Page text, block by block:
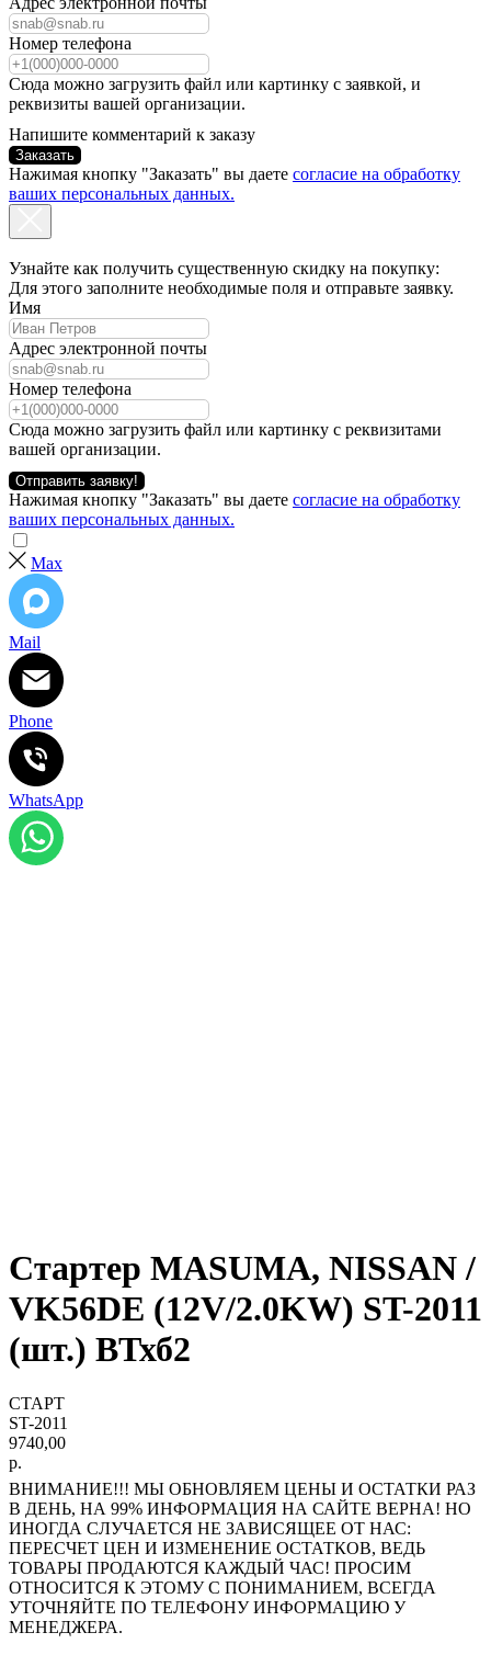
Номер телефона
Сюда можно загрузить файл или картинку с заявкой, и
реквизиты вашей организации.
Напишите комментарий к заказу
Заказать
Нажимая кнопку "Заказать" вы даете согласие на обработку
ваших персональных данных.
Узнайте как получить существенную скидку на покупку:
Для этого заполните необходимые поля и отправьте заявку.
Имя
Адрес электронной почты
Номер телефона
Сюда можно загрузить файл или картинку с реквизитами
вашей организации.
Отправить заявку!
Нажимая кнопку "Заказать" вы даете согласие на обработку
ваших персональных данных.
Max
Mail
Phone
WhatsApp
Стартер MASUMA, NISSAN /
VK56DE (12V/2.0KW) ST-2011
(шт.) ВТхб2
СТАРТ
ST-2011
9740,00
р.
ВНИМАНИЕ!!! МЫ ОБНОВЛЯЕМ ЦЕНЫ И ОСТАТКИ РАЗ
В ДЕНЬ, НА 99% ИНФОРМАЦИЯ НА САЙТЕ ВЕРНА! НО
ИНОГДА СЛУЧАЕТСЯ НЕ ЗАВИСЯЩЕЕ ОТ НАС:
ПЕРЕСЧЕТ ЦЕН И ИЗМЕНЕНИЕ ОСТАТКОВ, ВЕДЬ
ТОВАРЫ ПРОДАЮТСЯ КАЖДЫЙ ЧАС! ПРОСИМ
ОТНОСИТСЯ К ЭТОМУ С ПОНИМАНИЕМ, ВСЕГДА
УТОЧНЯЙТЕ ПО ТЕЛЕФОНУ ИНФОРМАЦИЮ У
МЕНЕДЖЕРА.